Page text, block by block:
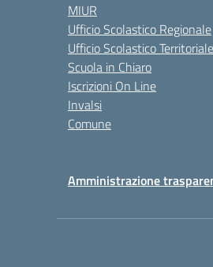
MIUR
Ufficio Scolastico Regionale
Ufficio Scolastico Territoriale
Scuola in Chiaro
Iscrizioni On Line
Invalsi
Comune
Amministrazione